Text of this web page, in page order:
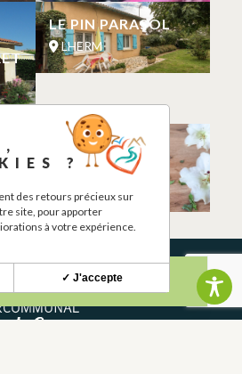
LE PIN PARASOL
LHERM
LE CHATEAU EN
THÉ
?
des retours précieux sur
site, pour apporter
à votre expérience.
✓ J'accepte